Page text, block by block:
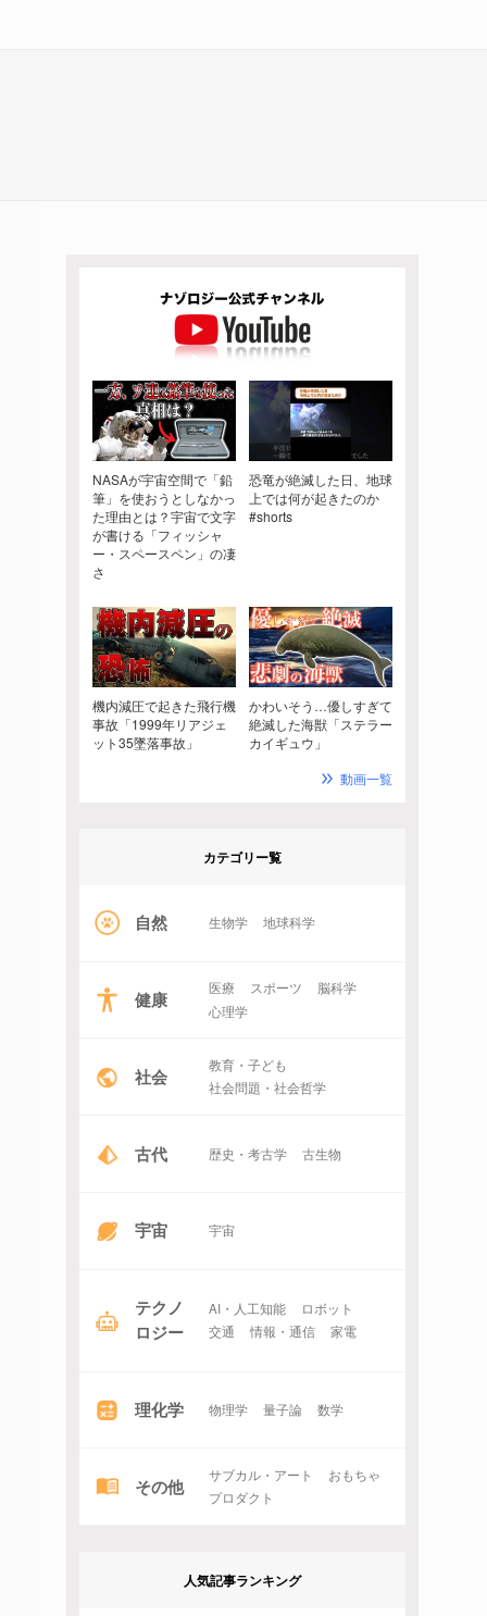
NASAが宇宙空間で「鉛
筆」を使おうとしなかっ
た理由とは？宇宙で文字
が書ける「フィッシャ
ー・スペースペン」の凄
さ
恐竜が絶滅した日、地球
上では何が起きたのか
#shorts
機内減圧で起きた飛行機
事故「1999年リアジェ
ット35墜落事故」
かわいそう…優しすぎて
絶滅した海獣「ステラー
カイギュウ」
動画一覧
カテゴリー覧
自然 生物学 地球科学
健康 医療 スポーツ
脳科学
心理学
社会
教育・子ども
社会問題・社会哲学
古代 歴史・考古学 古生物
宇宙 宇宙
テクノ
ロジー
AI・人工知能
ロボット
交通
情報・通信 家電
理化学 物理学 量子論 数学
その他 サブカル・アート
おもちゃ
プロダクト
人気記事ランキング